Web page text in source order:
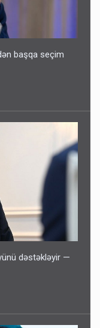
başqa seçim
dəstəkləyir —